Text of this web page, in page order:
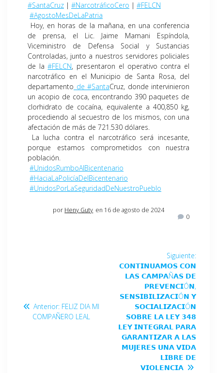
#SantaCruz | #NarcotráficoCero | #FELCN
#AgostoMesDeLaPatria
Hoy, en horas de la mañana, en una conferencia
de prensa, el Lic. Jaime Mamani Espíndola,
Viceministro de Defensa Social y Sustancias
Controladas, junto a nuestros servidores policiales
de la#FELCN, presentaron el operativo contra el
narcotráfico en el Municipio de Santa Rosa, del
departamento de #SantaCruz, donde intervinieron
un acopio de coca, encontrando 390 paquetes de
clorhidrato de cocaína, equivalente a 400,850 kg,
procediendo al secuestro de los mismos, con una
afectación de más de 721.530 dólares.
La lucha contra el narcotráfico será incesante,
porque estamos comprometidos con nuestra
población.
#UnidosRumboAlBicentenario
#HaciaLaPolicíaDelBicentenario
#UnidosPorLaSeguridadDeNuestroPueblo
por Heny Guty en 16 de agosto de 2024
0
Anterior: FELIZ DIA MI
COMPAÑERO LEAL
Siguiente:
𝗖𝗢𝗡𝗧𝗜𝗡𝗨𝗔𝗠𝗢𝗦 𝗖𝗢𝗡
𝗟𝗔𝗦 𝗖𝗔𝗠𝗣𝗔Ñ𝗔𝗦 𝗗𝗘
𝗣𝗥𝗘𝗩𝗘𝗡𝗖𝗜Ó𝗡,
𝗦𝗘𝗡𝗦𝗜𝗕𝗜𝗟𝗜𝗭𝗔𝗖𝗜Ó𝗡 𝗬
𝗦𝗢𝗖𝗜𝗔𝗟𝗜𝗭𝗔𝗖𝗜Ó𝗡
𝗦𝗢𝗕𝗥𝗘 𝗟𝗔 𝗟𝗘𝗬 𝟯𝟰𝟴
𝗟𝗘𝗬 𝗜𝗡𝗧𝗘𝗚𝗥𝗔𝗟 𝗣𝗔𝗥𝗔
𝗚𝗔𝗥𝗔𝗡𝗧𝗜𝗭𝗔𝗥 𝗔 𝗟𝗔𝗦
𝗠𝗨𝗝𝗘𝗥𝗘𝗦 𝗨𝗡𝗔 𝗩𝗜𝗗𝗔
𝗟𝗜𝗕𝗥𝗘 𝗗𝗘
𝗩𝗜𝗢𝗟𝗘𝗡𝗖𝗜𝗔